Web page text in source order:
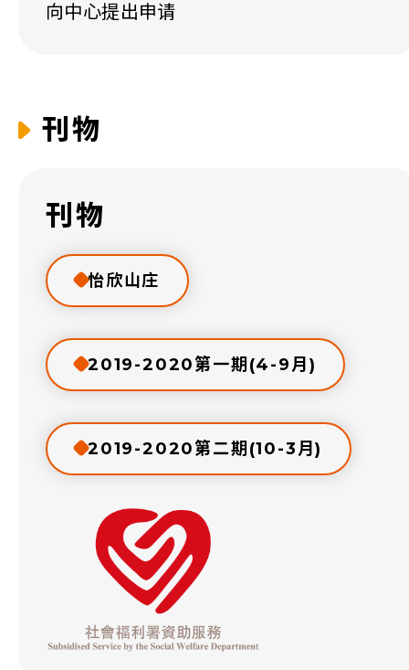
向中心提出申请
刊物
刊物
怡欣山庄
2019-2020第一期(4-9月)
2019-2020第二期(10-3月)